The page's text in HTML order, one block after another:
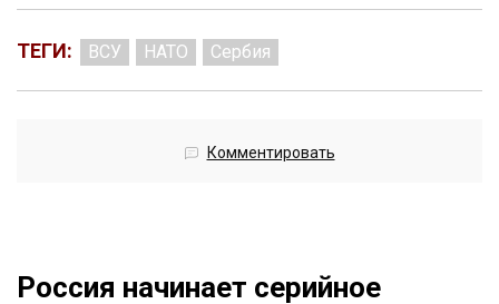
ТЕГИ: ВСУ НАТО Сербия
Комментировать
Россия начинает серийное